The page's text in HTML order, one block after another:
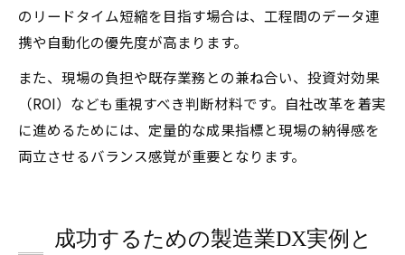
のリードタイム短縮を目指す場合は、工程間のデータ連
携や自動化の優先度が高まります。
また、現場の負担や既存業務との兼ね合い、投資対効果
（ROI）なども重視すべき判断材料です。自社改革を着実
に進めるためには、定量的な成果指標と現場の納得感を
両立させるバランス感覚が重要となります。
成功するための製造業DX実例と